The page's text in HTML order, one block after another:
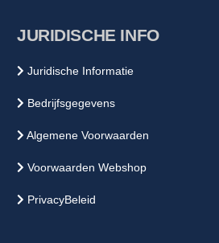
JURIDISCHE INFO
Juridische Informatie
Bedrijfsgegevens
Algemene Voorwaarden
Voorwaarden Webshop
PrivacyBeleid